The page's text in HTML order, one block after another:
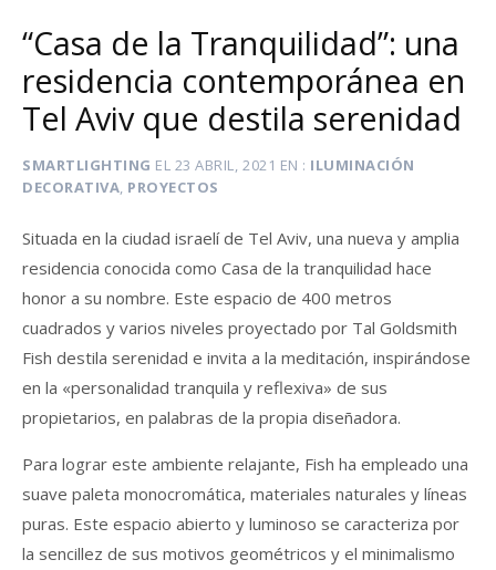
“Casa de la Tranquilidad”: una
residencia contemporánea en
Tel Aviv que destila serenidad
SMARTLIGHTING EL 23 ABRIL, 2021 EN
ILUMINACIÓN
DECORATIVA, PROYECTOS
Situada en la ciudad israelí de Tel Aviv, una nueva y amplia
residencia conocida como Casa de la tranquilidad hace
honor a su nombre. Este espacio de 400 metros
cuadrados y varios niveles proyectado por Tal Goldsmith
Fish destila serenidad e invita a la meditación, inspirándose
en la «personalidad tranquila y reflexiva» de sus
propietarios, en palabras de la propia diseñadora.
Para lograr este ambiente relajante, Fish ha empleado una
suave paleta monocromática, materiales naturales y líneas
puras. Este espacio abierto y luminoso se caracteriza por
la sencillez de sus motivos geométricos y el minimalismo